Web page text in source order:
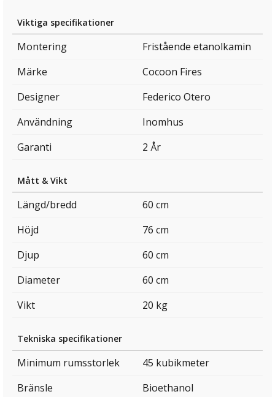
Viktiga specifikationer
Montering
Fristående etanolkamin
Märke
Cocoon Fires
Designer
Federico Otero
Användning
Inomhus
Garanti
2 År
Mått & Vikt
Längd/bredd
60 cm
Höjd
76 cm
Djup
60 cm
Diameter
60 cm
Vikt
20 kg
Tekniska specifikationer
Minimum rumsstorlek
45 kubikmeter
Bränsle
Bioethanol